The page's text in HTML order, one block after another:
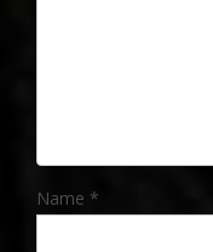
Name *